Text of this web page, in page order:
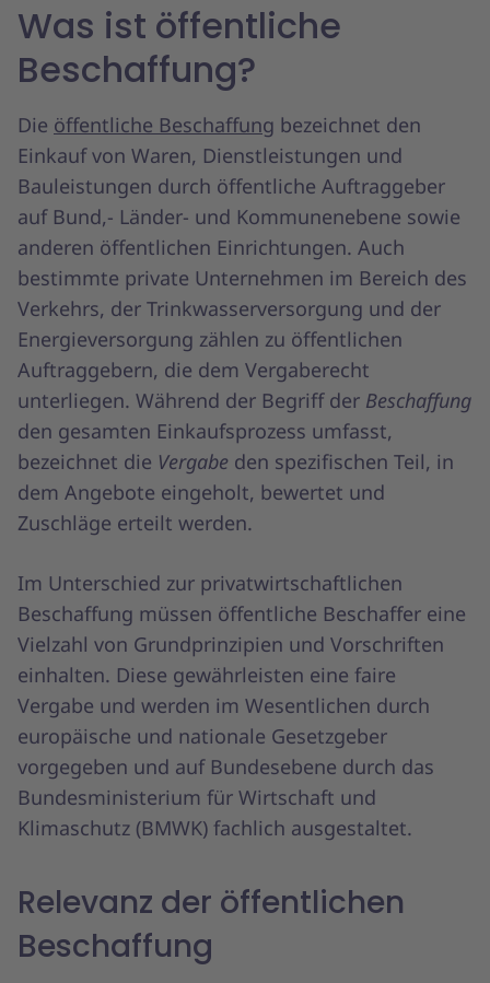
Was ist öffentliche
Beschaffung?
Die öffentliche Beschaffung bezeichnet den
Einkauf von Waren, Dienstleistungen und
Bauleistungen durch öffentliche Auftraggeber
auf Bund,- Länder- und Kommunenebene sowie
anderen öffentlichen Einrichtungen. Auch
bestimmte private Unternehmen im Bereich des
Verkehrs, der Trinkwasserversorgung und der
Energieversorgung zählen zu öffentlichen
Auftraggebern, die dem Vergaberecht
unterliegen. Während der Begriff der Beschaffung
den gesamten Einkaufsprozess umfasst,
bezeichnet die Vergabe den spezifischen Teil, in
dem Angebote eingeholt, bewertet und
Zuschläge erteilt werden.
Im Unterschied zur privatwirtschaftlichen
Beschaffung müssen öffentliche Beschaffer eine
Vielzahl von Grundprinzipien und Vorschriften
einhalten. Diese gewährleisten eine faire
Vergabe und werden im Wesentlichen durch
europäische und nationale Gesetzgeber
vorgegeben und auf Bundesebene durch das
Bundesministerium für Wirtschaft und
Klimaschutz (BMWK) fachlich ausgestaltet.
Relevanz der öffentlichen
Beschaffung